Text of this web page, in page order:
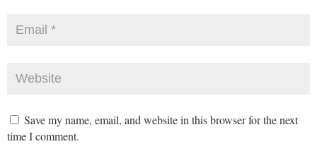
Save my name, email, and website in this browser for the next
time I comment.